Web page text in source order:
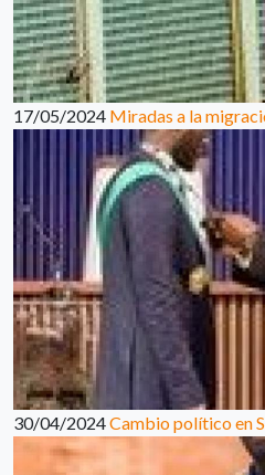
17/05/2024 Miradas a la
30/04/2024Cambio político en